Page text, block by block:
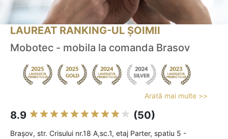
LAUREAT RANKING-UL ȘOIMII
Mobotec - mobila la comanda Brasov
Arată mai multe >>
8.9 (50)
Braşov, str. Crisului nr.18 A,sc.1, etaj Parter, spatiu 5 -